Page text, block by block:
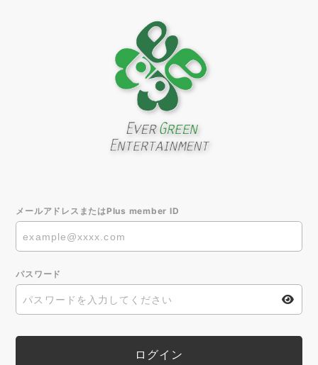
メールアドレスまたはPlus member ID
パスワード